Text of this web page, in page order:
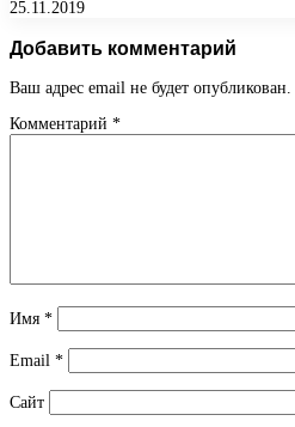
25.11.2019
Добавить комментарий
Ваш адрес email не будет опубликован.
Комментарий *
Имя *
Email *
Сайт